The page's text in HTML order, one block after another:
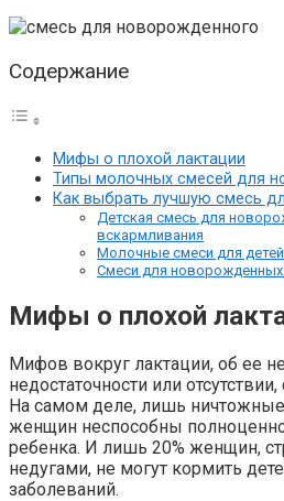
Содержание
Мифы о плохой лактации
Типы молочных смесей для
Как выбрать лучшую смесь
Детская смесь для
вскармливания
Молочные смеси для
Смеси для новорожденных
Мифы о плохой
Мифов вокруг лактации, об ее
недостаточности или
На самом деле, лишь
женщин неспособны
ребенка. И лишь 20% женщин,
недугами, не могут кормить
заболеваний.